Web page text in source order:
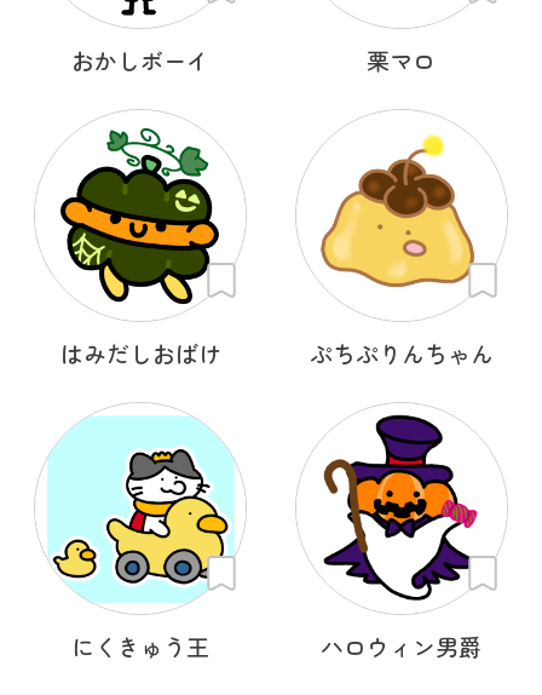
おかしボーイ 栗マロ
はみだしおばけ ぷちぷりんちゃん
にくきゅう王 ハロウィン男爵